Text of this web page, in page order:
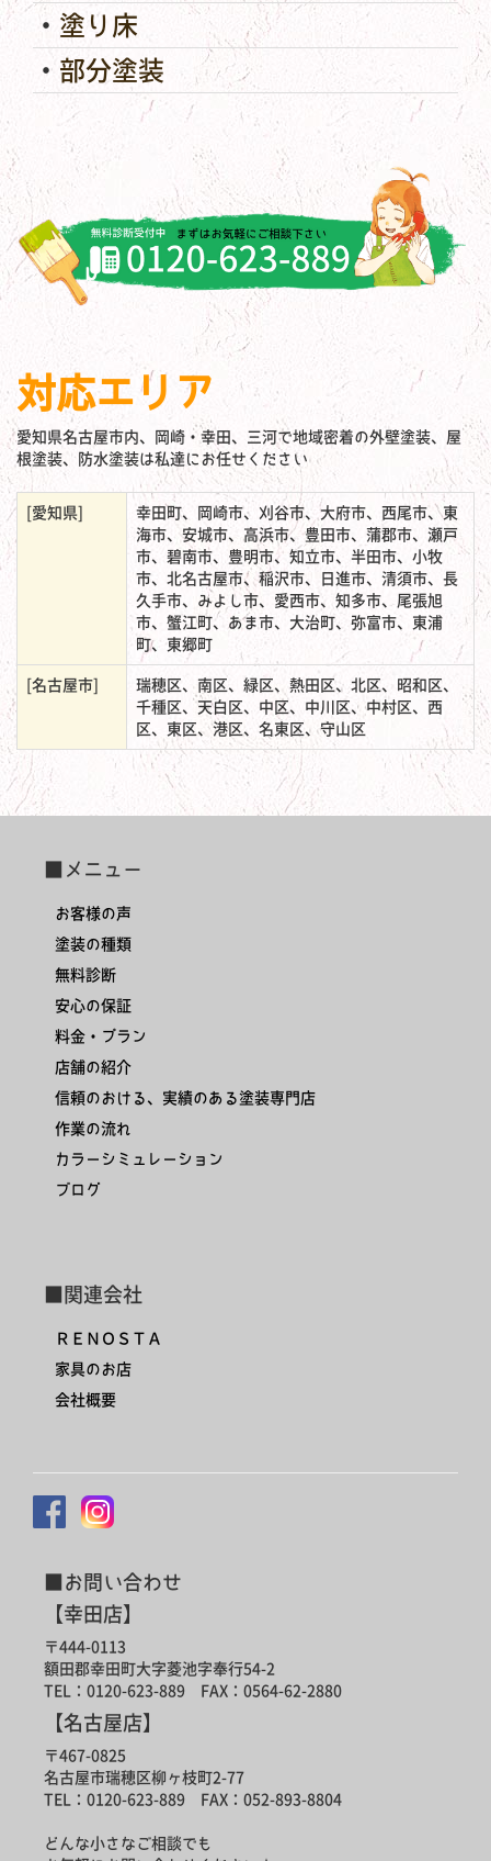
塗り床
部分塗装
対応エリア
愛知県名古屋市内、岡崎・幸田、三河で地域密着の外壁塗装、屋
根塗装、防水塗装は私達にお任せください
[愛知県]
幸田町、岡崎市、刈谷市、大府市、西尾市、東
海市、安城市、高浜市、豊田市、蒲郡市、瀬戸
市、碧南市、豊明市、知立市、半田市、小牧
市、北名古屋市、稲沢市、日進市、清須市、長
久手市、みよし市、愛西市、知多市、尾張旭
市、蟹江町、あま市、大治町、弥富市、東浦
町、東郷町
[名古屋市]
瑞穂区、南区、緑区、熱田区、北区、昭和区、
千種区、天白区、中区、中川区、中村区、西
区、東区、港区、名東区、守山区
■メニュー
お客様の声
塗装の種類
無料診断
安心の保証
料金・プラン
店舗の紹介
信頼のおける、実績のある塗装専門店
作業の流れ
カラーシミュレーション
ブログ
■関連会社
ＲＥＮＯＳＴＡ
家具のお店
会社概要
■お問い合わせ
【幸田店】
〒444-0113
額田郡幸田町大字菱池字奉行54-2
TEL：0120-623-889 FAX：0564-62-2880
【名古屋店】
〒467-0825
名古屋市瑞穂区柳ヶ枝町2-77
TEL：0120-623-889 FAX：052-893-8804
どんな小さなご相談でも